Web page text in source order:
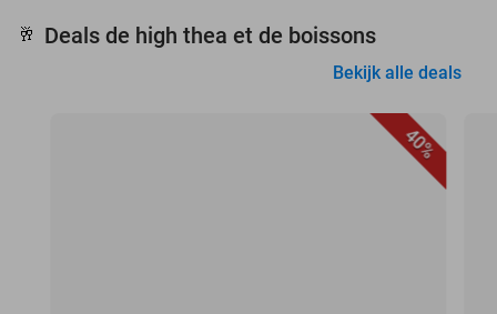
🥂 Deals de high thea et de boissons
Bekijk alle deals
40%